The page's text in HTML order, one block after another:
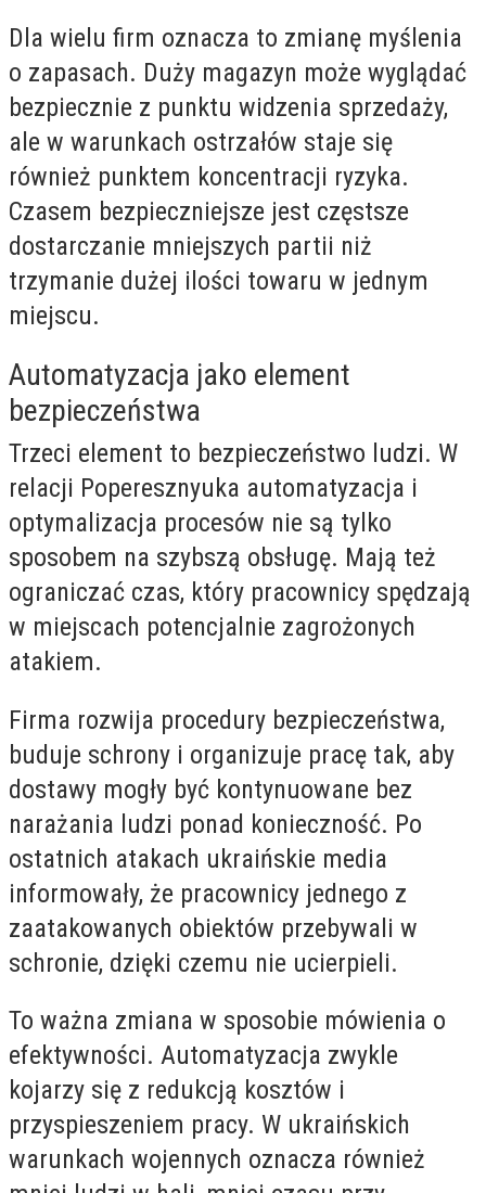
Dla wielu firm oznacza to zmianę myślenia
o zapasach. Duży magazyn może wyglądać
bezpiecznie z punktu widzenia sprzedaży,
ale w warunkach ostrzałów staje się
również punktem koncentracji ryzyka.
Czasem bezpieczniejsze jest częstsze
dostarczanie mniejszych partii niż
trzymanie dużej ilości towaru w jednym
miejscu.
Automatyzacja jako element
bezpieczeństwa
Trzeci element to bezpieczeństwo ludzi. W
relacji Poperesznyuka automatyzacja i
optymalizacja procesów nie są tylko
sposobem na szybszą obsługę. Mają też
ograniczać czas, który pracownicy spędzają
w miejscach potencjalnie zagrożonych
atakiem.
Firma rozwija procedury bezpieczeństwa,
buduje schrony i organizuje pracę tak, aby
dostawy mogły być kontynuowane bez
narażania ludzi ponad konieczność. Po
ostatnich atakach ukraińskie media
informowały, że pracownicy jednego z
zaatakowanych obiektów przebywali w
schronie, dzięki czemu nie ucierpieli.
To ważna zmiana w sposobie mówienia o
efektywności. Automatyzacja zwykle
kojarzy się z redukcją kosztów i
przyspieszeniem pracy. W ukraińskich
warunkach wojennych oznacza również